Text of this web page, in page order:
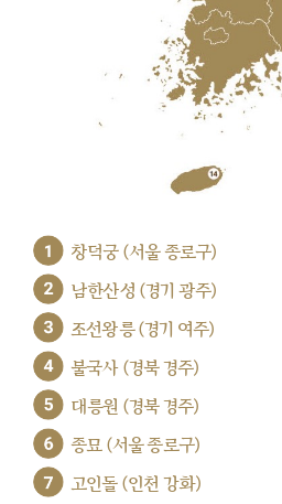
1 창덕궁 (서울 종로구)
2 남한산성 (경기 광주)
3 조선왕릉 (경기 여주)
4 불국사 (경북 경주)
5 대릉원 (경북 경주)
6 종묘 (서울 종로구)
7 고인돌 (인천 강화)